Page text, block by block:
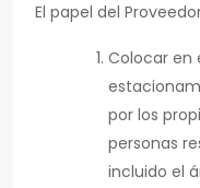
El papel del
Colocar en
por los
personas
incluido el